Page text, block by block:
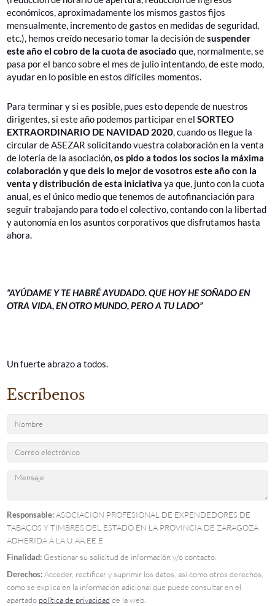
económicos, aproximadamente los mismos gastos fijos
mensualmente, incremento de gastos en medidas de seguridad,
etc.), hemos creído necesario tomar la decisión desuspender
este año el cobro de la cuota de asociado que, normalmente, se
pasa por el banco sobre el mes de julio intentando, de este modo,
ayudar en lo posible en estos difíciles momentos.
Para terminar y si es posible, pues esto depende de nuestros
dirigentes, si este año podemos participar en el SORTEO
EXTRAORDINARIO DE NAVIDAD 2020, cuando os llegue la
circular de ASEZAR solicitando vuestra colaboración en la venta
de lotería de la asociación,os pido a todos los socios la máxima
colaboración y que deis lo mejor de vosotros este año con la
venta y distribución de esta iniciativa ya que, junto con la cuota
anual, es el único medio que tenemos de autofinanciación para
seguir trabajando para todo el colectivo, contando con la libertad
y autonomía en los asuntos corporativos que disfrutamos hasta
ahora.
“AYÚDAME Y TE HABRÉ AYUDADO. QUE HOY HE SOÑADO EN
OTRA VIDA, EN OTRO MUNDO, PERO A TU LADO”
Un fuerte abrazo a todos.
Escríbenos
Responsable:ASOCIACION PROFESIONAL DE EXPENDEDORES DE
TABACOS Y TIMBRES DEL ESTADO EN LA PROVINCIA DE ZARAGOZA
ADHERIDA A LA U.AA.EE.E
Finalidad:Gestionar su solicitud de información y/o contacto.
Derechos:Acceder, rectificar y suprimir los datos, así como otros derechos,
como se explica en la información adicional que puede consultar en el
apartado política de privacidad de la web.